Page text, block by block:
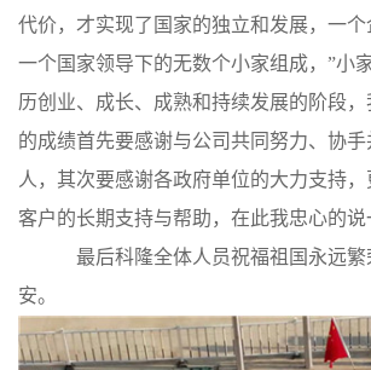
联
系
在
线
代价，才实现了国家的独立和发展，一
一个国家领导下的无数个小家组成， ”小
历创业、成长、成熟和持续发展的阶段
的成绩首先要感谢与公司共同努力、协
人，其次要感谢各政府单位的大力支持
客户的长期支持与帮助，在此我忠心的说
最后科隆全体人员祝福祖国永远
安。